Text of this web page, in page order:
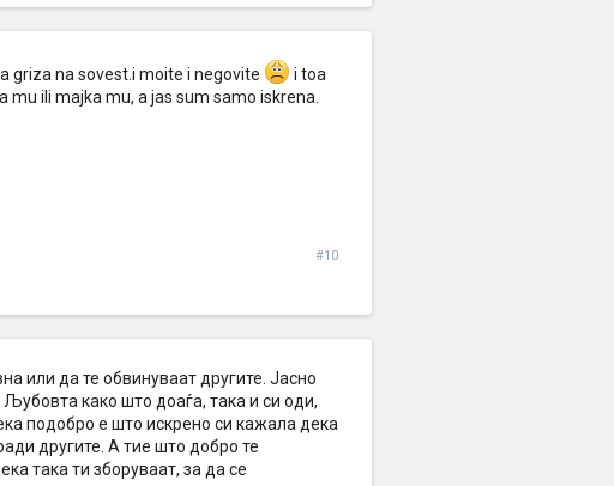
griza na sovest.i moite i negovite
i toa
ili majka mu, a jas sum samo iskrena.
#10
или да те обвинуваат другите. Јасно
како што доаѓа, така и си оди,
подобро е што искрено си кажала дека
другите. А тие што добро те
така ти зборуваат, за да се